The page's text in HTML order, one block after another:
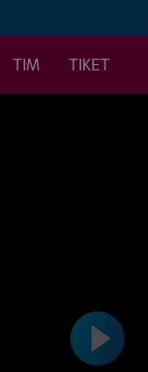
TIM TIKET